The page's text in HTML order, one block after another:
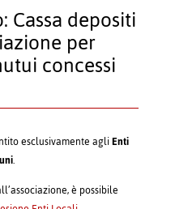
Cassa depositi
per
concessi
esclusivamente agliEnti
.
è possibile